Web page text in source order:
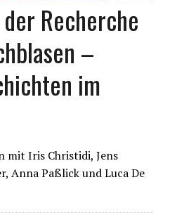
Recherche
–
im
mit Iris Christidi, Jens
Anna Paßlick und Luca De